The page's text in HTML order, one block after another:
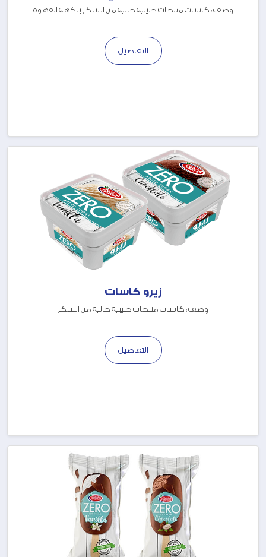
وصف : كاسات مثلجات حليبية خالية من السكر بنكهة القهوة
التفاصيل
زيرو كاسات
وصف : كاسات مثلجات حليبية خالية من السكر
التفاصيل